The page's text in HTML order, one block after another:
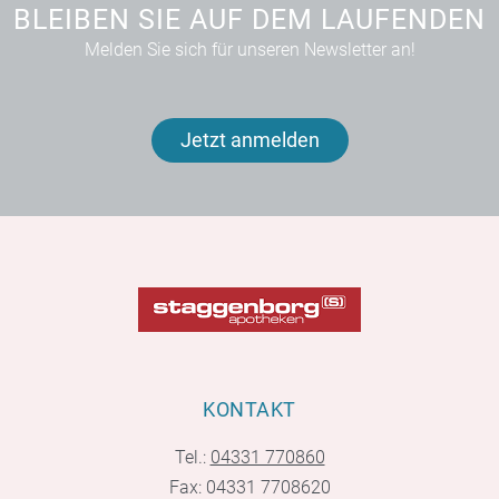
BLEIBEN SIE AUF DEM LAUFENDEN
Melden Sie sich für unseren Newsletter an!
Jetzt anmelden
KONTAKT
Tel.: 04331 770860
Fax: 04331 7708620